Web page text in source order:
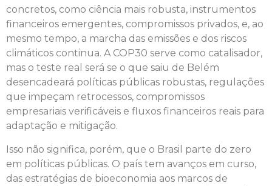
concretos, como ciência mais robusta, instrumentos
financeiros emergentes, compromissos privados, e, ao
mesmo tempo, a marcha das emissões e dos riscos
climáticos continua. A COP30 serve como catalisador,
mas o teste real será se o que saiu de Belém
desencadeará políticas públicas robustas, regulações
que impeçam retrocessos, compromissos
empresariais verificáveis e fluxos financeiros reais para
adaptação e mitigação.
Isso não significa, porém, que o Brasil parte do zero
em políticas públicas. O país tem avanços em curso,
das estratégias de bioeconomia aos marcos de